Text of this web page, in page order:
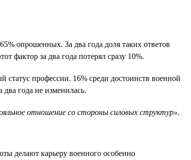
опрошенных. За два года доля таких ответов
фактор за два года потерял сразу 10%.
профессии. 16% среди достоинств военной
года не изменилась.
отношение со стороны силовых структур».
делают карьеру военного особенно